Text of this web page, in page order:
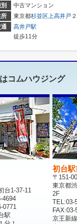
中古マンション
東京都杉並区 上高井戸 ２丁目2-34
高井戸駅
徒歩11分
コムハウジング
台1-37-11
4694
0771
駅
初台
〒151-
東京都
2F
TEL:03-
FAX:03-
京王新